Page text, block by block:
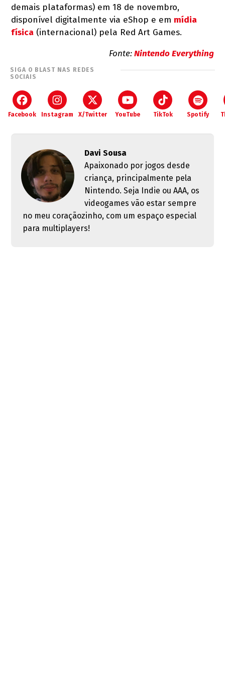
demais plataformas) em 18 de novembro,
disponível digitalmente via eShop e em mídia
física (internacional) pela Red Art Games.
Fonte:Nintendo Everything
SIGA O BLAST NAS REDES
SOCIAIS
Facebook Instagram X/Twitter YouTube TikTok Spotify
Davi Sousa
Apaixonado por jogos desde
criança, principalmente pela
Nintendo. Seja Indie ou AAA, os
videogames vão estar sempre
no meu coraçãozinho, com um espaço especial
para multiplayers!